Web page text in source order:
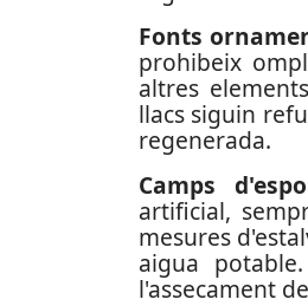
Fonts
prohibeix
altres
llacs siguin
regenerada.
Camps
artificial,
mesures
aigua
l'assecament